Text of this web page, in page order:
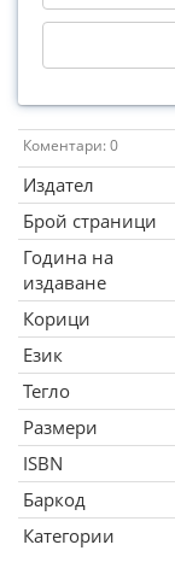
Коментари: 0
Издател
Брой страници
Година на
издаване
Корици
Език
Тегло
Размери
ISBN
Баркод
Категории